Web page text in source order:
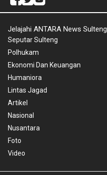
Jelajahi ANTARA News Sulteng
Seputar Sulteng
Polhukam
Ekonomi Dan Keuangan
Humaniora
Lintas Jagad
Artikel
Nasional
Nusantara
Foto
Video